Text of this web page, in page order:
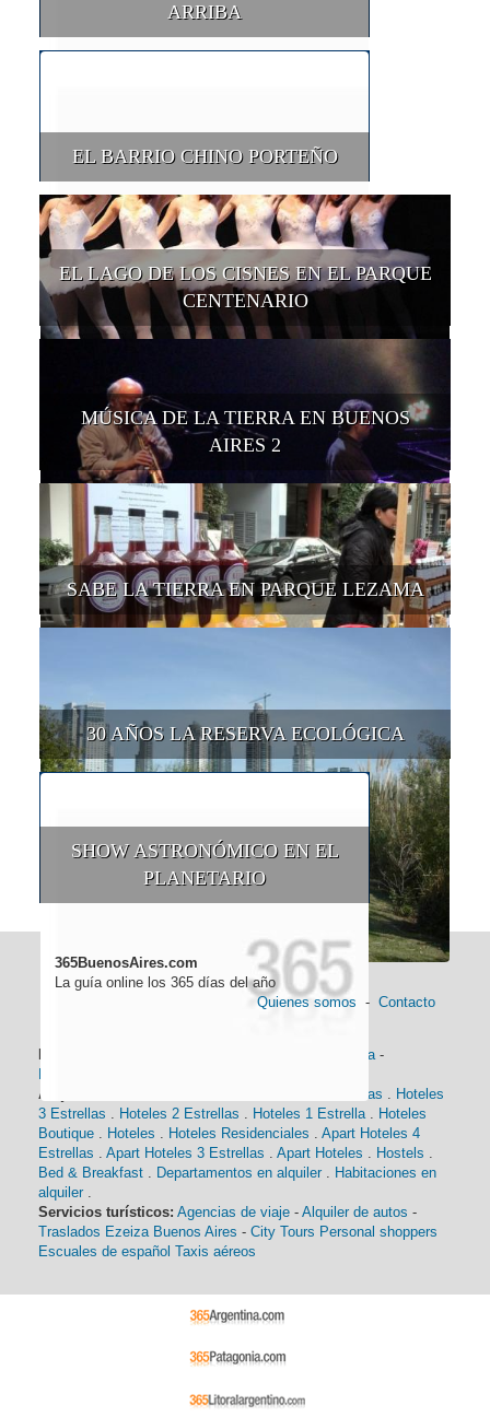
ARRIBA
EL BARRIO CHINO PORTEÑO
EL LAGO DE LOS CISNES EN EL PARQUE
CENTENARIO
MÚSICA DE LA TIERRA EN BUENOS
AIRES 2
SABE LA TIERRA EN PARQUE LEZAMA
30 AÑOS LA RESERVA ECOLÓGICA
SHOW ASTRONÓMICO EN EL
PLANETARIO
365BuenosAires.com
La guía online los 365 días del año
Quienes somos - Contacto
Historia-
Alojamiento:
Hoteles 4 Estrellas . Hoteles
3 Estrellas . Hoteles 2 Estrellas . Hoteles 1 Estrella. Hoteles
Boutique . Hoteles . Hoteles Residenciales . Apart Hoteles 4
Estrellas . Apart Hoteles 3 Estrellas . Apart Hoteles . Hostels .
Bed & Breakfast . Departamentos en alquiler . Habitaciones en
alquiler .
Servicios turísticos: Agencias de viaje - Alquiler de autos -
Traslados Ezeiza Buenos Aires - City Tours Personal shoppers
Escuales de español Taxis aéreos